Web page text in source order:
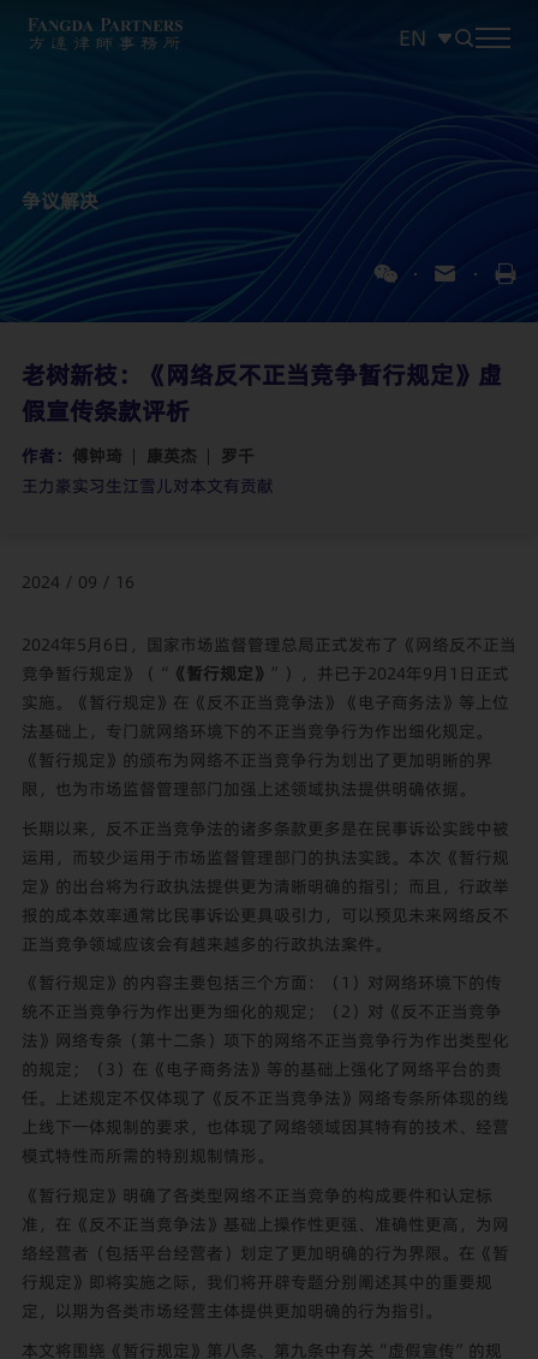
EN
日本語
争议解决
老树新枝：《网络反不正当竞争暂行规定》虚
假宣传条款评析
作者： 傅钟琦 康英杰
罗千
王力豪实习生江雪儿对本文有贡献
2024 / 09 / 16
2024年5月6日，国家市场监督管理总局正式发布了《网络反不正当
竞争暂行规定》（“ 《暂行规定》 ”），并已于2024年9月1日正式
实施。《暂行规定》在《反不正当竞争法》《电子商务法》等上位
法基础上，专门就网络环境下的不正当竞争行为作出细化规定。
《暂行规定》的颁布为网络不正当竞争行为划出了更加明晰的界
限，也为市场监督管理部门加强上述领域执法提供明确依据。
长期以来，反不正当竞争法的诸多条款更多是在民事诉讼实践中被
运用，而较少运用于市场监督管理部门的执法实践。本次《暂行规
定》的出台将为行政执法提供更为清晰明确的指引；而且，行政举
报的成本效率通常比民事诉讼更具吸引力，可以预见未来网络反不
正当竞争领域应该会有越来越多的行政执法案件。
《暂行规定》的内容主要包括三个方面：（1）对网络环境下的传
统不正当竞争行为作出更为细化的规定；（2）对《反不正当竞争
法》网络专条（第十二条）项下的网络不正当竞争行为作出类型化
的规定；（3）在《电子商务法》等的基础上强化了网络平台的责
任。上述规定不仅体现了《反不正当竞争法》网络专条所体现的线
上线下一体规制的要求，也体现了网络领域因其特有的技术、经营
模式特性而所需的特别规制情形。
《暂行规定》明确了各类型网络不正当竞争的构成要件和认定标
准，在《反不正当竞争法》基础上操作性更强、准确性更高，为网
络经营者（包括平台经营者）划定了更加明确的行为界限。在《暂
行规定》即将实施之际，我们将开辟专题分别阐述其中的重要规
定，以期为各类市场经营主体提供更加明确的行为指引。
本文将围绕《暂行规定》第八条、第九条中有关“虚假宣传”的规